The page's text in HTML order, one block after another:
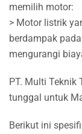
memilih motor:
> Motor listrik
berdampak
mengurangi
PT. Multi Teknik
tunggal untuk
Berikut ini